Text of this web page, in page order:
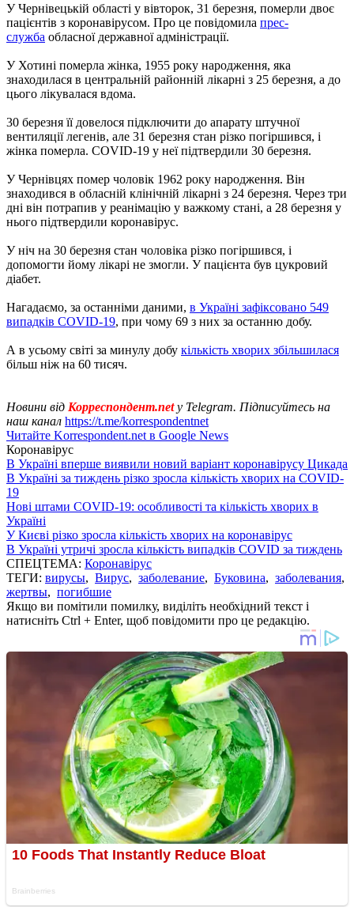
У Чернівецькій області у вівторок, 31 березня, померли двоє
пацієнтів з коронавірусом. Про це повідомила прес-
служба обласної державної адміністрації.
У Хотині померла жінка, 1955 року народження, яка
знаходилася в центральній районній лікарні з 25 березня, а до
цього лікувалася вдома.
30 березня її довелося підключити до апарату штучної
вентиляції легенів, але 31 березня стан різко погіршився, і
жінка померла. COVID-19 у неї підтвердили 30 березня.
У Чернівцях помер чоловік 1962 року народження. Він
знаходився в обласній клінічній лікарні з 24 березня. Через три
дні він потрапив у реанімацію у важкому стані, а 28 березня у
нього підтвердили коронавірус.
У ніч на 30 березня стан чоловіка різко погіршився, і
допомогти йому лікарі не змогли. У пацієнта був цукровий
діабет.
Нагадаємо, за останніми даними, в Україні зафіксовано 549
випадків COVID-19, при чому 69 з них за останню добу.
А в усьому світі за минулу добу кількість хворих збільшилася
більш ніж на 60 тисяч.
Новини від Корреспондент.net у Telegram. Підписуйтесь на
наш канал https://t.me/korrespondentnet
Читайте Korrespondent.net в Google News
Коронавірус
В Україні вперше виявили новий варіант коронавірусу Цикада
В Україні за тиждень різко зросла кількість хворих на COVID-
19
Нові штами COVID-19: особливості та кількість хворих в
Україні
У Києві різко зросла кількість хворих на коронавірус
В Україні утричі зросла кількість випадків COVID за тиждень
СПЕЦТЕМА: Коронавірус
ТЕГИ: вирусы, Вирус, заболевание, Буковина, заболевания,
жертвы, погибшие
Якщо ви помітили помилку, виділіть необхідний текст і
натисніть Ctrl + Enter, щоб повідомити про це редакцію.